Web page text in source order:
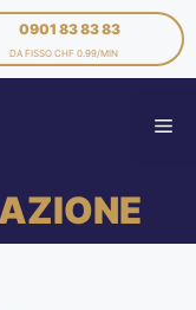
0901 83 83 83
DA FISSO CHF 0.99/MIN